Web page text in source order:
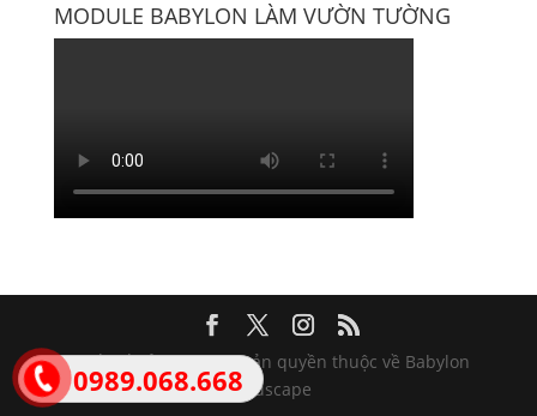
0989.068.668
MODULE BABYLON LÀM VƯỜN TƯỜNG
Thiết kế bởi Wisera | Bản quyền thuộc về Babylon
Landscape